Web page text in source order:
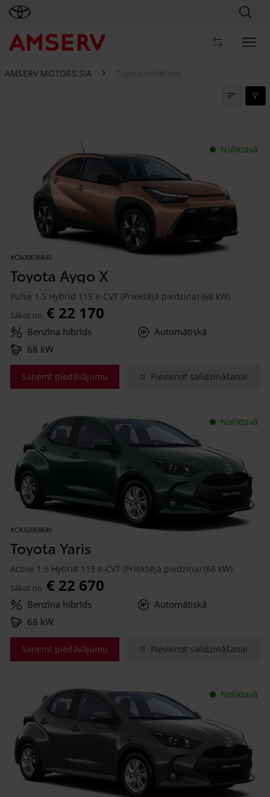
AMSERV MOTORS SIA Toyota noliktava
Noliktavā
#CA00636840
Toyota Aygo X
Pulse 1.5 Hybrid 115 e-CVT (Priekšējā piedziņa) (68 kW)
Sākot no € 22 170
Benzīna hibrīds
Automātiskā
68 kW
Saņemt piedāvājumu Pievienot salīdzināšanai
Noliktavā
#CA32068840
Toyota Yaris
Active 1.5 Hybrid 115 e-CVT (Priekšējā piedziņa) (68 kW)
Sākot no € 22 670
Benzīna hibrīds
Automātiskā
68 kW
Saņemt piedāvājumu Pievienot salīdzināšanai
Noliktavā